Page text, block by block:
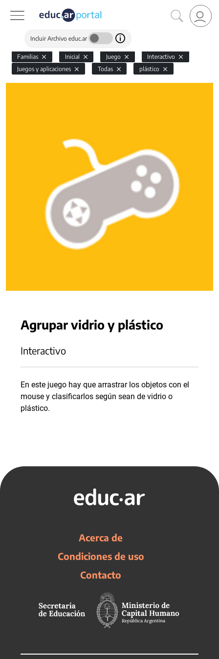
Incluir Archivo educ.ar
Familias Inicial Juego
Interactivo
Juegos y aplicaciones
Todas plástico
Agrupar vidrio y plástico
Interactivo
En este juego hay que arrastrar los objetos con el
mouse y clasificarlos según sean de vidrio o
plástico.
Acerca de
Condiciones de uso
Contacto